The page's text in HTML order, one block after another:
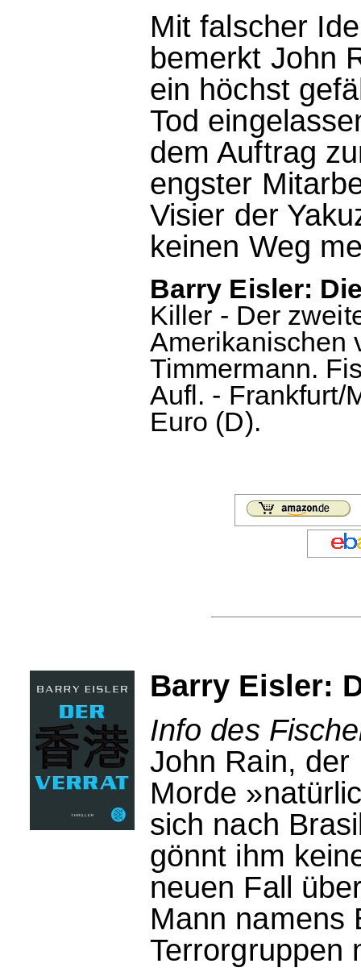
Mit falscher
bemerkt John
ein höchst
Tod
dem Auftrag
engster
Visier der
keinen Weg
Barry Eisler:
Killer - Der
Amerikanischen
Timmermann.
Aufl. - Frankfurt/
Euro (D).
Barry Eisler:
Info des
John Rain,
Morde
sich nach
gönnt ihm
neuen Fall
Mann namens
Terrorgruppen